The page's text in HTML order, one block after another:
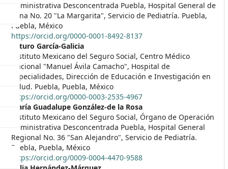
Administrativa Desconcentrada Puebla, Hospital General de
Zona No. 20 "La Margarita", Servicio de Pediatría. Puebla,
Puebla, México
https://orcid.org/0000-0001-8492-8137
Arturo García-Galicia
Instituto Mexicano del Seguro Social, Centro Médico
Nacional "Manuel Ávila Camacho", Hospital de
Especialidades, Dirección de Educación e Investigación en
Salud. Puebla, Puebla, México
https://orcid.org/0000-0003-2535-4967
María Guadalupe González-de la Rosa
Instituto Mexicano del Seguro Social, Órgano de Operación
Administrativa Desconcentrada Puebla, Hospital General
Regional No. 36 "San Alejandro", Servicio de Pediatría.
Puebla, Puebla, México
https://orcid.org/0009-0004-4470-9588